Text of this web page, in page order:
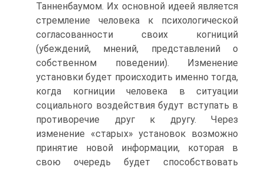
Танненбаумом. Их основной идеей является
стремление человека к психологической
согласованности своих когниций
(убеждений, мнений, представлений о
собственном поведении). Изменение
установки будет происходить именно тогда,
когда когниции человека в ситуации
социального воздействия будут вступать в
противоречие друг к другу. Через
изменение «старых» установок возможно
принятие новой информации, которая в
свою очередь будет способствовать